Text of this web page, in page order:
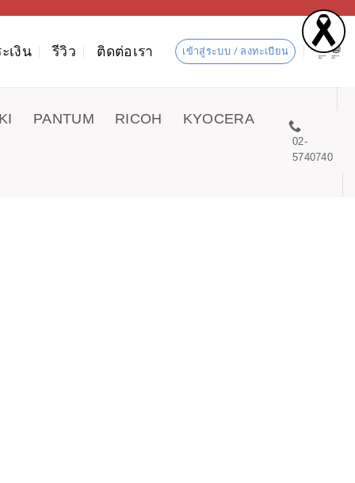
เงิน รีวิว ติดต่อเรา เข้าสู่ระบบ / ลงทะเบียน
PANTUM RICOH KYOCERA
02-
5740740